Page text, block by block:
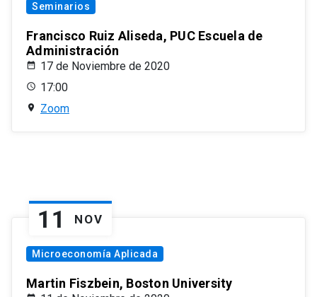
Seminarios
Francisco Ruiz Aliseda, PUC Escuela de
Administración
17 de Noviembre de 2020
17:00
Zoom
11 NOV
Microeconomía Aplicada
Martin Fiszbein, Boston University